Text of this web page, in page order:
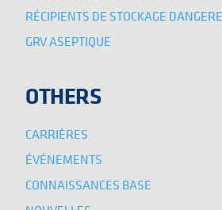
RÉCIPIENTS DE STOCKAGE
GRV ASEPTIQUE
OTHERS
CARRIÈRES
ÉVÉNEMENTS
CONNAISSANCES BASE